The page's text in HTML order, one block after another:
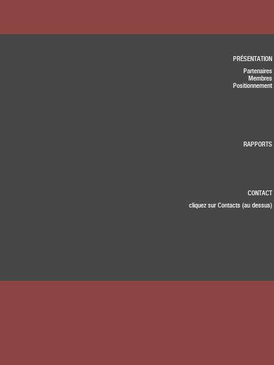
PRÉSENTATION
Partenaires
Membres
Positionnement
RAPPORTS
CONTACT
cliquez sur Contacts (au dessus)